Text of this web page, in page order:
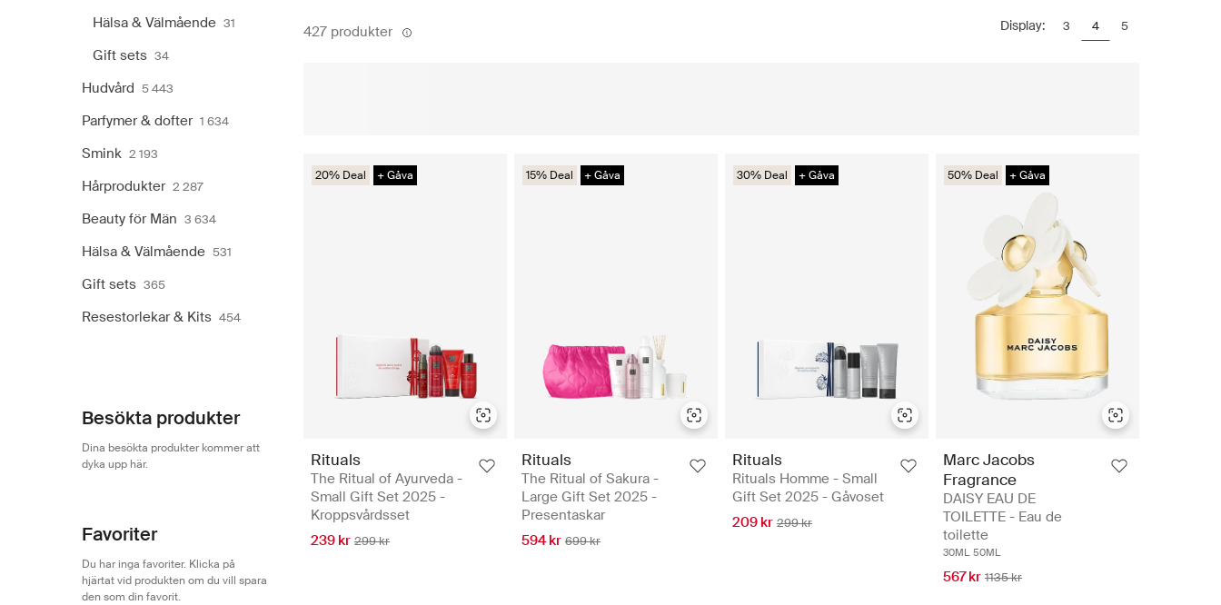
Hälsa & Välmående 31
Gift sets 34
Hudvård 5 443
Parfymer & dofter 1 634
Smink 2 193
Hårprodukter 2 287
Beauty för Män 3 634
Hälsa & Välmående 531
Gift sets 365
Resestorlekar & Kits 454
Besökta produkter
Dina besökta produkter kommer att
dyka upp här.
Favoriter
Du har inga favoriter. Klicka på
hjärtat vid produkten om du vill spara
den som din favorit.
427 produkter Display: 3 4 5
20% Deal + Gåva
Rituals
The Ritual of Ayurveda -
Small Gift Set 2025 -
Kroppsvårdsset
239 kr 299 kr
15% Deal + Gåva
Rituals
The Ritual of Sakura -
Large Gift Set 2025 -
Presentaskar
594 kr 699 kr
30% Deal + Gåva
Rituals
Rituals Homme - Small
Gift Set 2025 - Gåvoset
209 kr 299 kr
50% Deal + Gåva
Marc Jacobs
Fragrance
DAISY EAU DE
TOILETTE - Eau de
toilette
30ML 50ML
567 kr 1135 kr